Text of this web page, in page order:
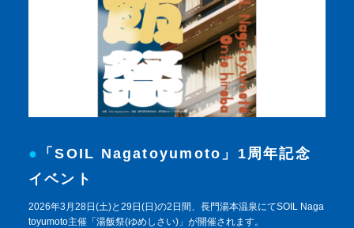
「SOIL Nagatoyumoto」1周年記念
イベント
2026年3月28日(土)と29日(日)の2日間、長門湯本温泉にてSOIL Naga
toyumoto主催「湯飯祭(ゆめしさい)」が開催されます。